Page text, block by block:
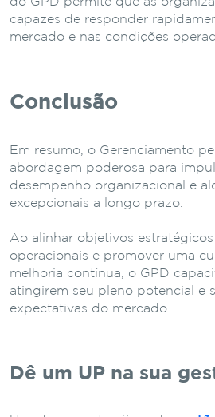
capazes de responder
mercado e nas condições
Conclusão
Em resumo, o Gerenciamento
abordagem poderosa para
desempenho organizacional e
excepcionais a longo prazo.
Ao alinhar objetivos
operacionais e promover uma
melhoria contínua, o GPD
atingirem seu pleno potencial e
expectativas do mercado.
Dê um UP na sua